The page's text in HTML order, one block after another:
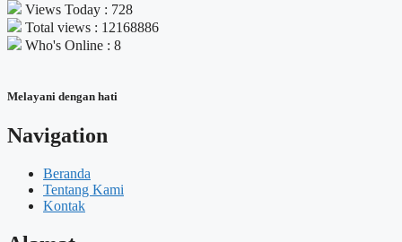
Views Today : 728
Total views : 12168886
Who's Online : 8
Melayani dengan hati
Navigation
Beranda
Tentang Kami
Kontak